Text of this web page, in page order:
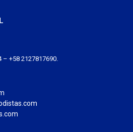
+58 2127817690.